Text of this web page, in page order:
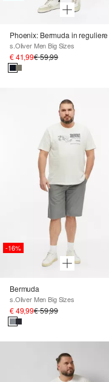
s.Oliver Men Big Sizes
€ 41,99€ 59,99
-16%
Bermuda
s.Oliver Men Big Sizes
€ 49,99€ 59,99